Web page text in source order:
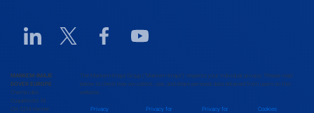
Bolivia
Linkedin URL link
Twitter URL linkFacebook URL link
Youtube URL link
MARKEM-IMAJE
DOVER EUROPE
Chemin des
Coquelicots 16
CH-1214 Vernier
The Markem-Imaje Group (“Markem-Imaje”) respects your individual privacy. Please read
below to check how we collect, use, and share personal data obtained from users on this
website.
Privacy
Privacy for
Privacy for
Cookies